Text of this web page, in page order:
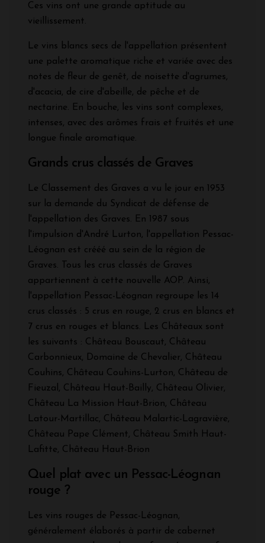
Ces vins ont une grande aptitude au
vieillissement.
Le vins blancs secs de l'appellation présentent
une palette aromatique riche et variée avec des
notes de fleur de genêt, de noisette d'agrumes,
d'acacia, de cire d'abeille, de pêche et de
nectarine. En bouche, les vins sont complexes,
intenses, avec des arômes frais et fruités et une
longue finale aromatique.
Grands crus classés de Graves
Le Classement des Graves a vu le jour en 1953
sur la demande du Syndicat de défense de
l'appellation des Graves. En 1987 sous
l'impulsion d'André Lurton, l'appellation Pessac-
Léognan est crééé au sein de la région de
Graves. Tous les crus classés de Graves
appartiennent à cette nouvelle AOP. Ainsi,
l'appellation Pessac-Léognan regroupe les 14
crus classés : 5 crus en rouge, 2 crus en blancs et
7 crus en rouges et blancs. Les Châteaux sont
les suivants : Château Bouscaut, Château
Carbonnieux, Domaine de Chevalier, Château
Couhins, Château Couhins-Lurton, Château de
Fieuzal, Château Haut-Bailly, Château Olivier,
Château La Mission Haut-Brion, Château
Latour-Martillac, Château Malartic-Lagravière,
Château Pape Clément, Château Smith Haut-
Lafitte, Château Haut-Brion
Quel plat avec un Pessac-Léognan
rouge ?
Les vins rouges de Pessac-Léognan,
généralement élaborés à partir de cabernet